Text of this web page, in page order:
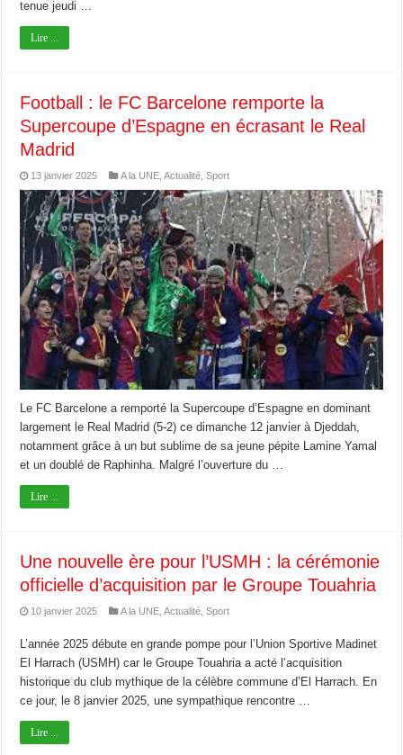
tenue jeudi …
Lire ...
Football : le FC Barcelone remporte la
Supercoupe d’Espagne en écrasant le Real
Madrid
13 janvier 2025 A la UNE ,Actualité ,Sport
Le FC Barcelone a remporté la Supercoupe d’Espagne en dominant
largement le Real Madrid (5-2) ce dimanche 12 janvier à Djeddah,
notamment grâce à un but sublime de sa jeune pépite Lamine Yamal
et un doublé de Raphinha. Malgré l’ouverture du …
Lire ...
Une nouvelle ère pour l’USMH : la cérémonie
officielle d’acquisition par le Groupe Touahria
10 janvier 2025 A la UNE ,Actualité ,Sport
L’année 2025 débute en grande pompe pour l’Union Sportive Madinet
El Harrach (USMH) car le Groupe Touahria a acté l’acquisition
historique du club mythique de la célèbre commune d’El Harrach. En
ce jour, le 8 janvier 2025, une sympathique rencontre …
Lire ...